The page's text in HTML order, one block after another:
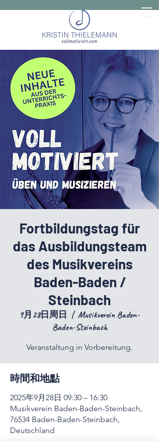
Fortbildungstag für
das Ausbildungsteam
des Musikvereins
Baden-Baden /
Steinbach
9月28日周日
  |
Musikverein Baden-
Baden-Steinbach
Veranstaltung in Vorbereitung.
時間和地點
2025年9月28日 09:30 – 16:30
Musikverein Baden-Baden-Steinbach,
76534 Baden-Baden-Steinbach,
Deutschland